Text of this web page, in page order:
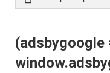
(adsbygoogle